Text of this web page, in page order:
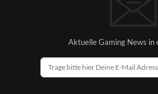
Aktuelle Gaming News in